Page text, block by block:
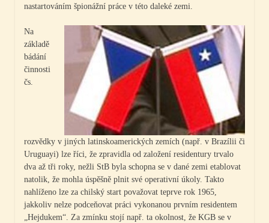
nastartováním špionážní práce v této daleké zemi.
Na
základě
bádání
činnosti
čs.
rozvědky v jiných latinskoamerických zemích (např. v Brazílii či
Uruguayi) lze říci, že zpravidla od založení residentury trvalo
dva až tři roky, nežli StB byla schopna se v dané zemi etablovat
natolik, že mohla úspěšně plnit své operativní úkoly. Takto
nahlíženo lze za chilský start považovat teprve rok 1965,
jakkoliv nelze podceňovat práci vykonanou prvním residentem
„Hejdukem“. Za zmínku stojí např. ta okolnost, že KGB se v